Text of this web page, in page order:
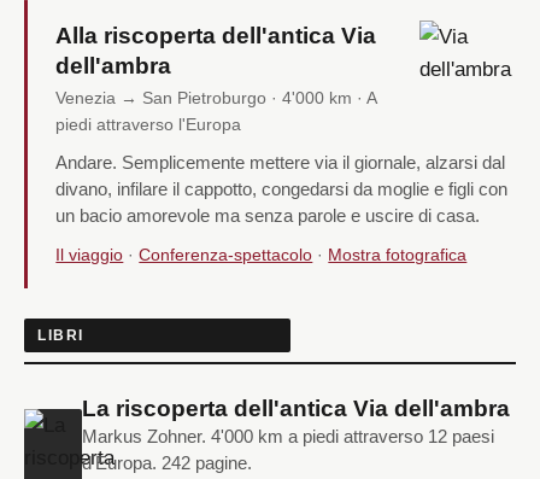
Alla riscoperta dell'antica Via
dell'ambra
Venezia → San Pietroburgo · 4'000 km · A
piedi attraverso l'Europa
Andare. Semplicemente mettere via il giornale, alzarsi dal
divano, infilare il cappotto, congedarsi da moglie e figli con
un bacio amorevole ma senza parole e uscire di casa.
Il viaggio ·Conferenza-spettacolo · Mostra fotografica
LIBRI
La riscoperta dell'antica Via dell'ambra
Markus Zohner. 4'000 km a piedi attraverso 12 paesi
d'Europa. 242 pagine.